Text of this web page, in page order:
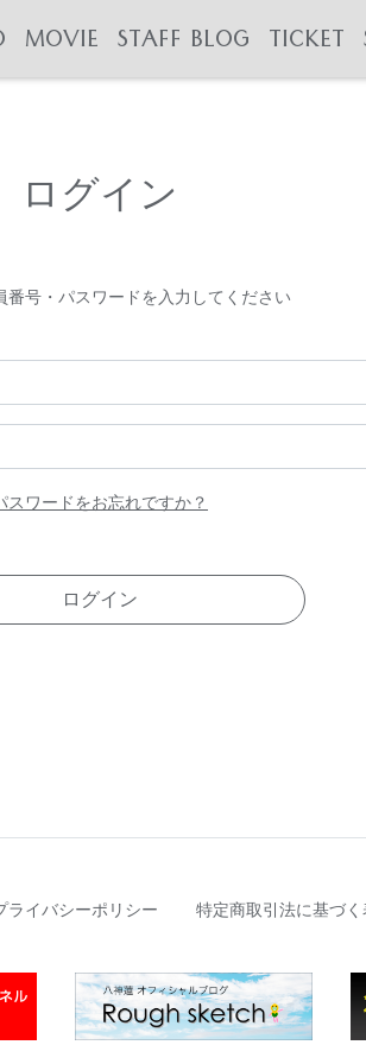
MOVIE STAFF BLOG TICKET
ログイン
番号・パスワードを入力してください
スワードをお忘れですか？
ログイン
ライバシーポリシー 特定商取引法に基づく